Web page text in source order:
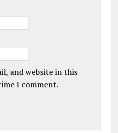
and website in this
I comment.